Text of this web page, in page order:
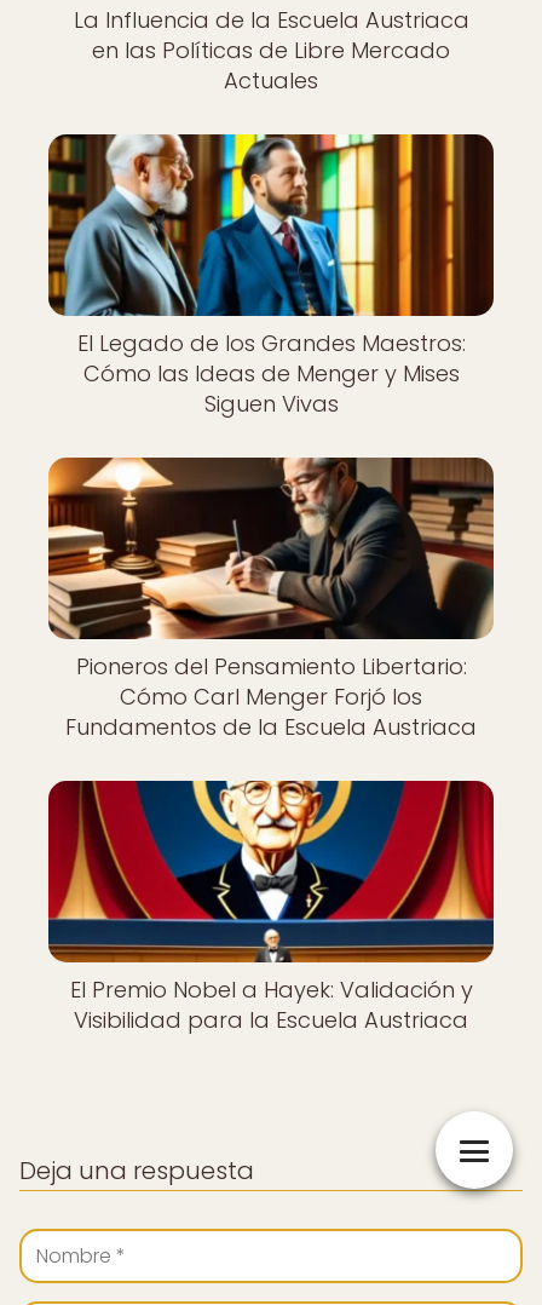
La Influencia de la Escuela Austriaca
en las Políticas de Libre Mercado
Actuales
El Legado de los Grandes Maestros:
Cómo las Ideas de Menger y Mises
Siguen Vivas
Pioneros del Pensamiento Libertario:
Cómo Carl Menger Forjó los
Fundamentos de la Escuela Austriaca
El Premio Nobel a Hayek: Validación y
Visibilidad para la Escuela Austriaca
Deja una respuesta